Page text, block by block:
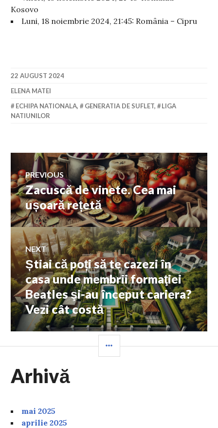
Kosovo
Luni, 18 noiembrie 2024, 21:45: România – Cipru
22 AUGUST 2024
ELENA MATEI
ECHIPA NATIONALA, GENERATIA DE SUFLET,
LIGA
NATIUNILOR
Navigare
în
articole
PREVIOUS
Previous
post:
Zacuscă de vinete. Cea mai
ușoară rețetă
NEXT
Next
post:
Știai că poți să te cazezi în
casa unde membrii formaţiei
Beatles şi-au început cariera?
Vezi cât costă
Arhivă
mai 2025
aprilie 2025